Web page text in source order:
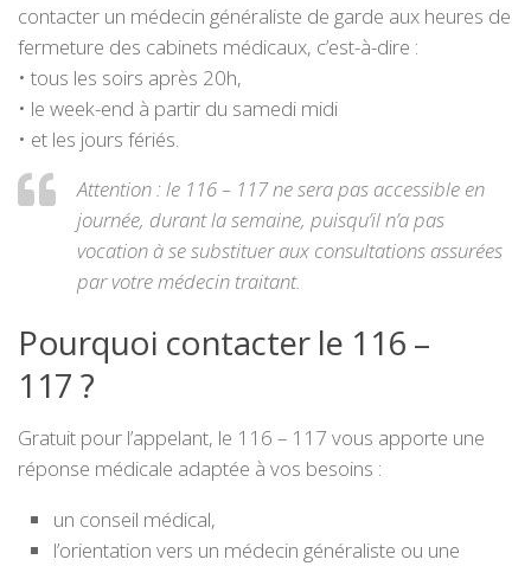
contacter un médecin généraliste de garde aux heures de
fermeture des cabinets médicaux, c’est-à-dire :
• tous les soirs après 20h,
• le week-end à partir du samedi midi
• et les jours fériés.
Attention : le 116 – 117 ne sera pas accessible en
journée, durant la semaine, puisqu’il n’a pas
vocation à se substituer aux consultations assurées
par votre médecin traitant.
Pourquoi contacter le 116 –
117 ?
Gratuit pour l’appelant, le 116 – 117 vous apporte une
réponse médicale adaptée à vos besoins :
un conseil médical,
l’orientation vers un médecin généraliste ou une